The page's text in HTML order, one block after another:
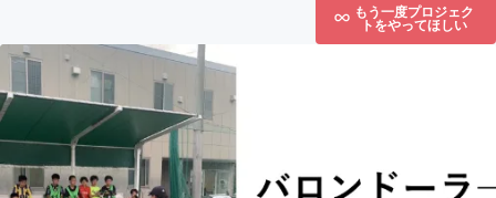
もう一度プロジェク
トをやってほしい